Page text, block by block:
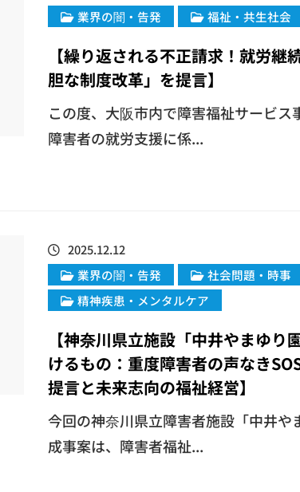
業界の闇・告発
福祉・共生社会
【繰り返される不正請求！就労
胆な制度改革」を提言】
この度、大阪市内で障害福祉サービス
障害者の就労支援に係...
2025.12.12
業界の闇・告発
社会問題・時事
精神疾患・メンタルケア
【神奈川県立施設「中井やまゆ
けるもの：重度障害者の声なき
提言と未来志向の福祉経営】
今回の神奈川県立障害者施設「中井
成事案は、障害者福祉...